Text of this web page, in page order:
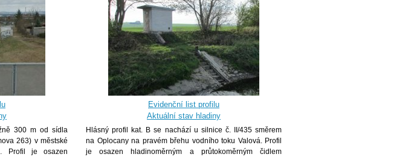
300 m od sídla
263) v městské
Profil je osazen
Evidenční list profilu
Aktuální stav hladiny
Hlásný profil kat. B se nachází u silnice č. II/435 směrem
na Oplocany na pravém břehu vodního toku Valová. Profil
je osazen hladinoměrným a průtokoměrným čidlem